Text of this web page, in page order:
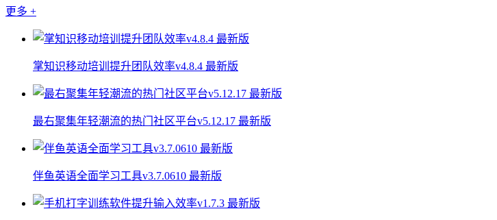
更多 +
掌知识移动培训提升团队效率v4.8.4 最新版
最右聚集年轻潮流的热门社区平台v5.12.17 最新版
伴鱼英语全面学习工具v3.7.0610 最新版